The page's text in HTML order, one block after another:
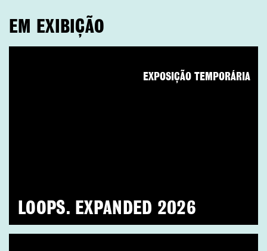
EM EXIBIÇÃO
LOOPS. EXPANDED 2026
EXPOSIÇÃO TEMPORÁRIA